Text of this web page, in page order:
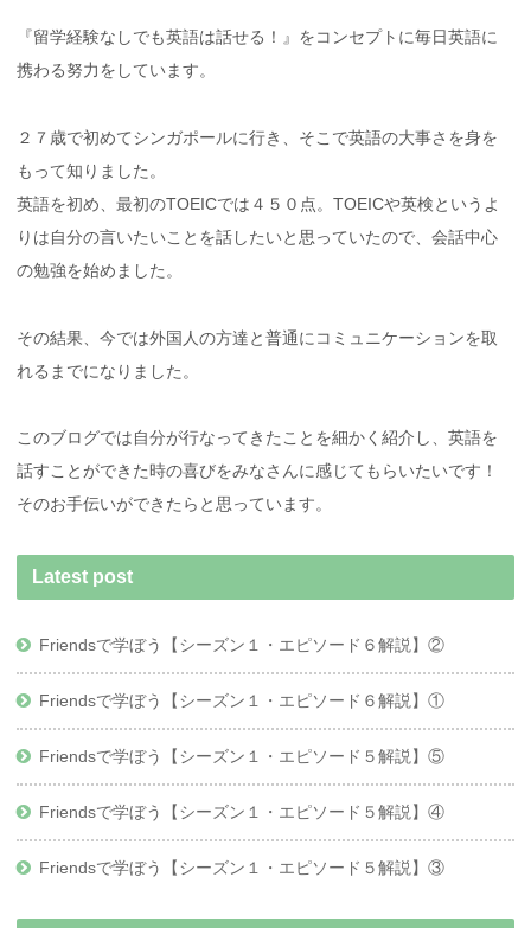
『留学経験なしでも英語は話せる！』をコンセプトに毎日英語に
携わる努力をしています。
２７歳で初めてシンガポールに行き、そこで英語の大事さを身を
もって知りました。
英語を初め、最初のTOEICでは４５０点。TOEICや英検というよ
りは自分の言いたいことを話したいと思っていたので、会話中心
の勉強を始めました。
その結果、今では外国人の方達と普通にコミュニケーションを取
れるまでになりました。
このブログでは自分が行なってきたことを細かく紹介し、英語を
話すことができた時の喜びをみなさんに感じてもらいたいです！
そのお手伝いができたらと思っています。
Latest post
Friendsで学ぼう【シーズン１・エピソード６解説】②
Friendsで学ぼう【シーズン１・エピソード６解説】①
Friendsで学ぼう【シーズン１・エピソード５解説】⑤
Friendsで学ぼう【シーズン１・エピソード５解説】④
Friendsで学ぼう【シーズン１・エピソード５解説】③